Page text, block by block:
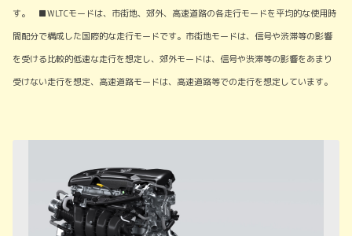
す。 ■WLTCモードは、市街地、郊外、高速道路の各走行モードを平均的な使用時
間配分で構成した国際的な走行モードです。市街地モードは、信号や渋滞等の影響
を受ける比較的低速な走行を想定し、郊外モードは、信号や渋滞等の影響をあまり
受けない走行を想定、高速道路モードは、高速道路等での走行を想定しています。